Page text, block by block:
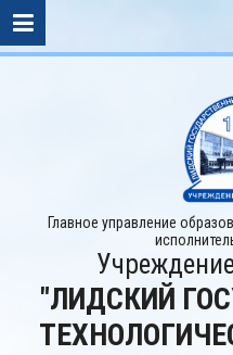
Главное управление
"ЛИДСКИЙ